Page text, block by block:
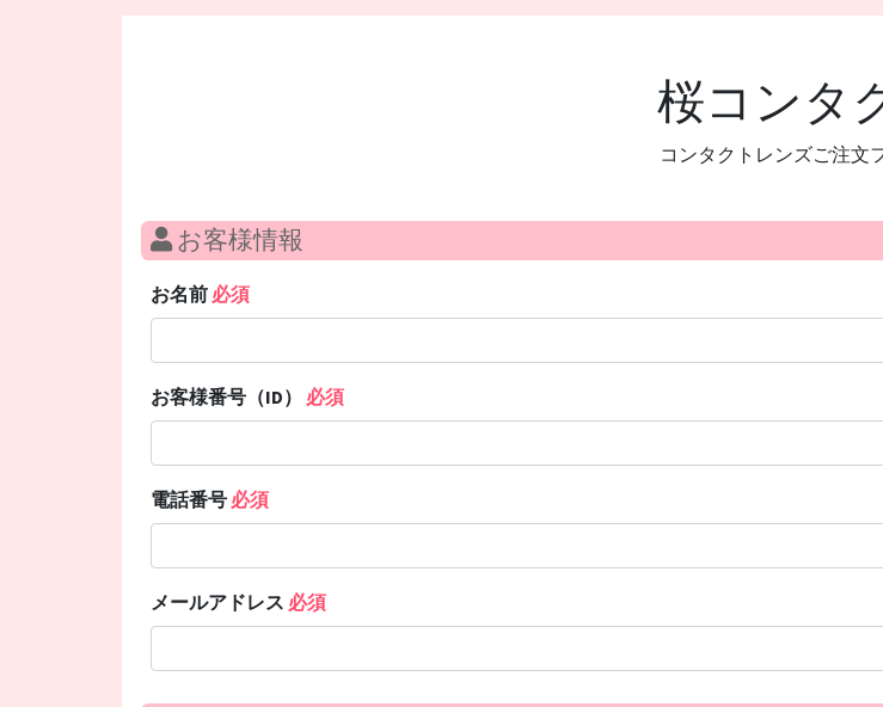
桜コンタ
コンタクトレンズご注文
お客様情報
お名前 必須
お客様番号（ID） 必須
電話番号 必須
メールアドレス 必須